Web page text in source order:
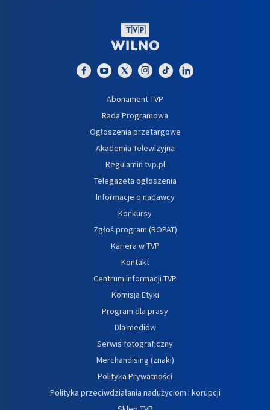
Abonament TVP
Rada Programowa
Ogłoszenia przetargowe
Akademia Telewizyjna
Regulamin tvp.pl
Telegazeta ogłoszenia
Informacje o nadawcy
Konkursy
Zgłoś program (ROPAT)
Kariera w TVP
Kontakt
Centrum informacji TVP
Komisja Etyki
Program dla prasy
Dla mediów
Serwis fotograficzny
Merchandising (znaki)
Polityka Prywatności
Polityka przeciwdziałania nadużyciom i korupcji